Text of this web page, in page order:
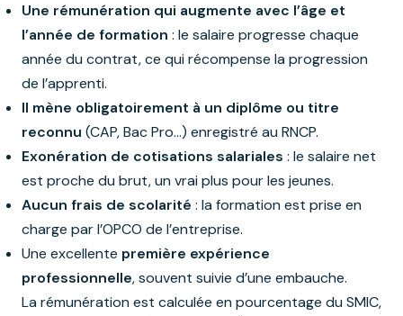
Une rémunération qui augmente avec l’âge et
l’année de formation : le salaire progresse chaque
année du contrat, ce qui récompense la progression
de l’apprenti.
Il mène obligatoirement à un diplôme ou titre
reconnu (CAP, Bac Pro…) enregistré au RNCP.
Exonération de cotisations salariales : le salaire net
est proche du brut, un vrai plus pour les jeunes.
Aucun frais de scolarité : la formation est prise en
charge par l’OPCO de l’entreprise.
Une excellente première expérience
professionnelle, souvent suivie d’une embauche.
La rémunération est calculée en pourcentage du SMIC,